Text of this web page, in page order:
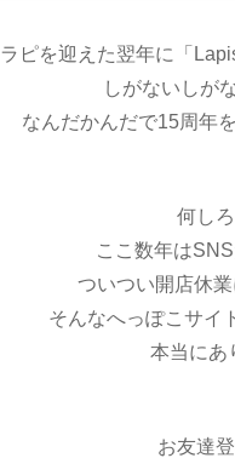
ラピを迎えた翌年に「
しがないしが
なんだかんだで15周年
何し
ここ数年は
ついつい開店休
そんなへっぽこサイ
本当にあ
お友達